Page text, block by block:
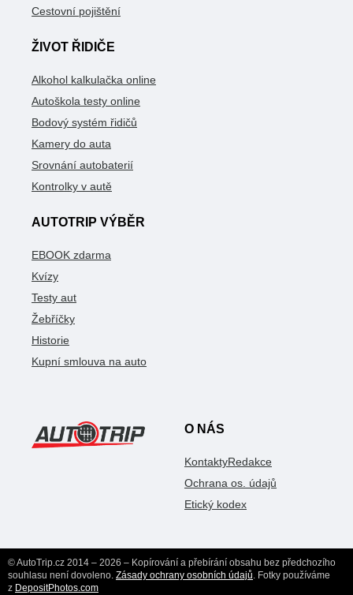
Cestovní pojištění
ŽIVOT ŘIDIČE
Alkohol kalkulačka online
Autoškola testy online
Bodový systém řidičů
Kamery do auta
Srovnání autobaterií
Kontrolky v autě
AUTOTRIP VÝBĚR
EBOOK zdarma
Kvízy
Testy aut
Žebříčky
Historie
Kupní smlouva na auto
O NÁS
KontaktyRedakce
Ochrana os. údajů
Etický kodex
© AutoTrip.cz 2014 – 2026 – Kopírování a přebírání obsahu bez předchozího
souhlasu není dovoleno. Zásady ochrany osobních údajů . Fotky používáme
z DepositPhotos.com